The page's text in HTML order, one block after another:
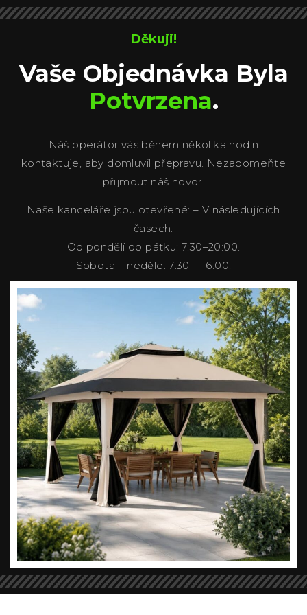
Děkuji!
Vaše Objednávka Byla
Potvrzena.
Náš operátor vás během několika hodin
kontaktuje, aby domluvil přepravu. Nezapomeňte
přijmout náš hovor.
Naše kanceláře jsou otevřené: – V následujících
časech:
Od pondělí do pátku: 7:30–20:00.
Sobota – neděle: 7:30 – 16:00.